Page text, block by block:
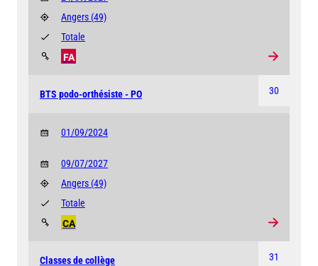
Angers (49)
FA
Totale
30
BTS podo-orthésiste - PO
01/09/2024
09/07/2027
Angers (49)
CA
Totale
31
Classes de collège